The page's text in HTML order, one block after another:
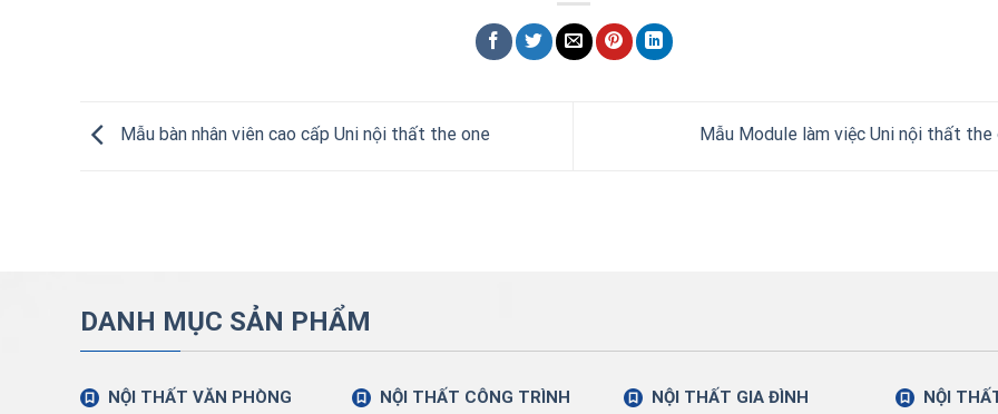
Mẫu bàn nhân viên cao cấp Uni nội thất the one Mẫu Module làm việc Uni nội thất
DANH MỤC SẢN PHẨM
NỘI THẤT VĂN PHÒNG NỘI THẤT CÔNG TRÌNH NỘI THẤT GIA ĐÌNH NỘI